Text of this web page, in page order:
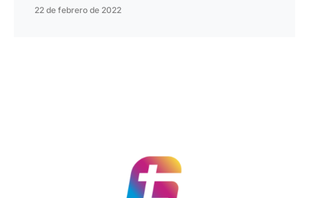
22 de febrero de 2022